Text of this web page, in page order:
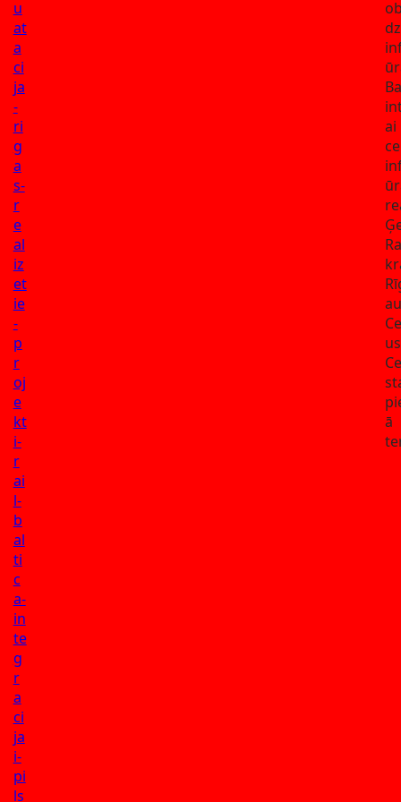
u
at
a
ci
ja
-
ri
g
a
s-
r
e
al
iz
et
ie
-
p
r
oj
e
kt
i-
r
ai
l-
b
al
ti
c
a-
in
te
g
r
a
ci
ja
i-
pi
ls
ai
ā